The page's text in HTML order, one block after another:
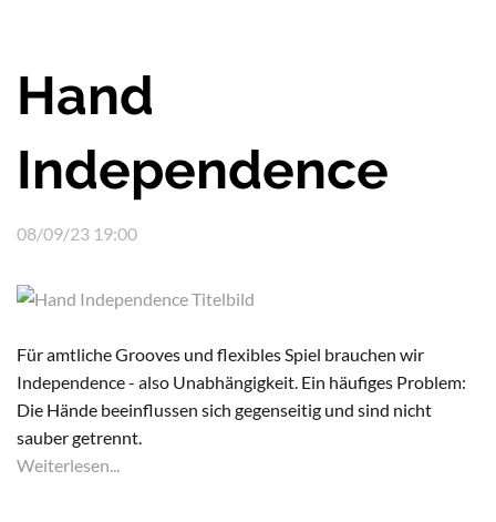
Hand
Independence
08/09/23 19:00
Für amtliche Grooves und flexibles Spiel brauchen wir
Independence - also Unabhängigkeit. Ein häufiges Problem:
Die Hände beeinflussen sich gegenseitig und sind nicht
sauber getrennt.
Weiterlesen...